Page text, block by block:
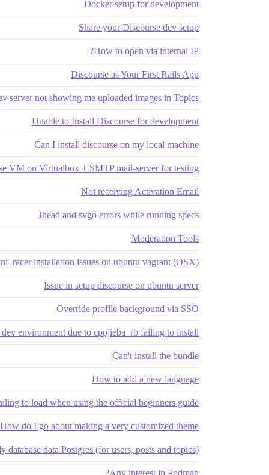
Docker setup for development
Share your Discourse dev setup
How to open via internal IP?
Discourse as Your First Rails App
server not showing me uploaded images in Topics?
Unable to Install Discourse for development
Can I install discourse on my local machine
VM on Virtualbox + SMTP mail-server for testing
Not receiving Activation Email
Jhead and svgo errors while running specs
Moderation Tools
installation issues on ubuntu vagrant (OSX)
Issue in setup discourse on ubuntu server
Override profile background via SSO
dev environment due to cppjieba_rb failing to install
Can't install the bundle
How to add a new language
to load when using the official beginners guide
How do I go about making a very customized theme?
database data Postgres (for users, posts and topics)